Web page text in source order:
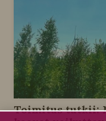
Toimitus tutkii: